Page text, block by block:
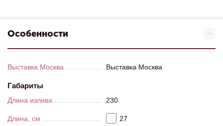
Особенности
Выставка Москва Выставка Москва
Габариты
Длина излива 230
Длина, см 27